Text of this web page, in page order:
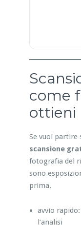
come
ottieni
Se vuoi partire
scansione
fotografia del
sono
prima.
avvio
l’analisi